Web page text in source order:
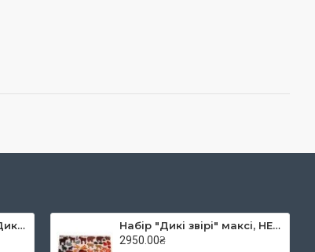
Набір рамка-вкладиш Дикі звірі,ТМ HEGA
Набір "Дикі звірі" максі, HEGA
2950.00₴